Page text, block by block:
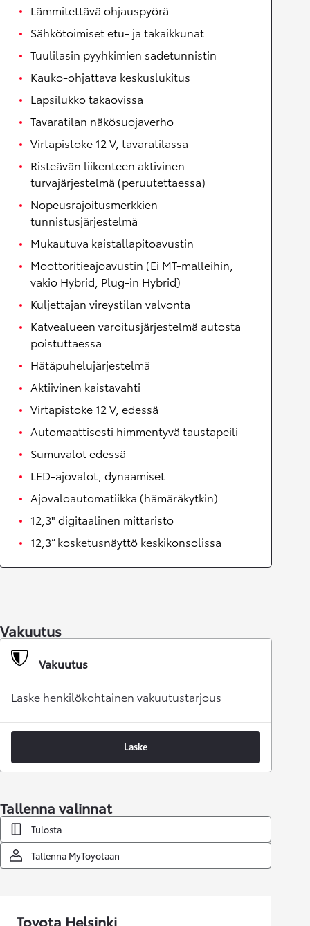
Lämmitettävä ohjauspyörä
Sähkötoimiset etu- ja takaikkunat
Tuulilasin pyyhkimien sadetunnistin
Kauko-ohjattava keskuslukitus
Lapsilukko takaovissa
Tavaratilan näkösuojaverho
Virtapistoke 12 V, tavaratilassa
Risteävän liikenteen aktivinen
turvajärjestelmä (peruutettaessa)
Nopeusrajoitusmerkkien
tunnistusjärjestelmä
Mukautuva kaistallapitoavustin
Moottoritieajoavustin (Ei MT-malleihin,
vakio Hybrid, Plug-in Hybrid)
Kuljettajan vireystilan valvonta
Katvealueen varoitusjärjestelmä autosta
poistuttaessa
Hätäpuhelujärjestelmä
Aktiivinen kaistavahti
Virtapistoke 12 V, edessä
Automaattisesti himmentyvä taustapeili
Sumuvalot edessä
LED-ajovalot, dynaamiset
Ajovaloautomatiikka (hämäräkytkin)
12,3" digitaalinen mittaristo
12,3” kosketusnäyttö keskikonsolissa
Vakuutus
Vakuutus
Laske henkilökohtainen vakuutustarjous
Laske
Tallenna valinnat
Tulosta
Tallenna MyToyotaan
Toyota Helsinki